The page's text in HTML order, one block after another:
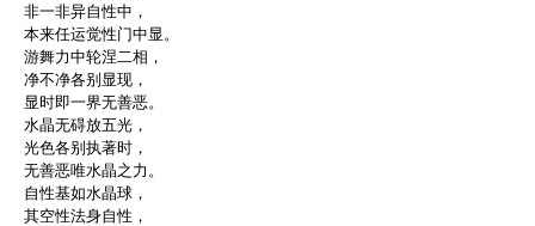
非一非异自性中，
本来任运觉性门中显。
游舞力中轮涅二相，
净不净各别显现，
显时即一界无善恶。
水晶无碍放五光，
光色各别执著时，
无善恶唯水晶之力。
自性基如水晶球，
其空性法身自性，